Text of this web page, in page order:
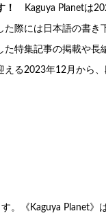
！ Kaguya Planetは
た際には日本語の書き
特集記事の掲載や長
る2023年12月から、
。《Kaguya Planet》